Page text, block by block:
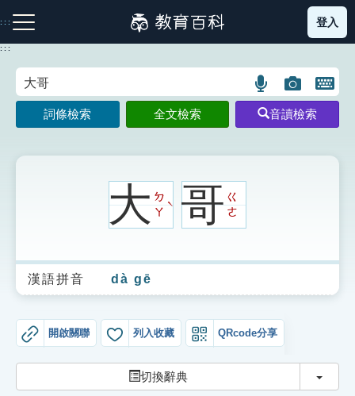
到
主
:::
注音索引圖示 筆畫索引圖示 部首索引表圖示
生字詞彙表
成語故事
索引選單
登入
:::
語
言
搜
圖
片
搜
開
鍵
圖
詞條檢索 全文檢索 音讀檢索
大ㄉ
ㄚ
ˋ 哥ㄍ
ㄜ
漢語拼音 dà gē
開啟關聯 列入收藏 QRcode分享
切換辭典 切換